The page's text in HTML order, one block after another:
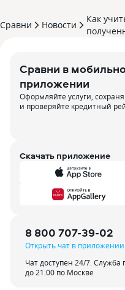
Сравни Новости
Как
Сравни в
приложении
Оформляйте услуги,
и проверяйте кредитный
Скачать приложение
8 800 707-39-02
Открыть чат в приложении
Чат доступен 24/7. Служба
до 21:00 по Москве